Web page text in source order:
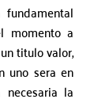
momento a
titulo valor,
uno sera en
la